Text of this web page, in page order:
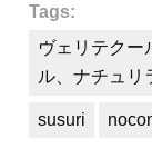
Tags:
ヴェリテクー
ル、ナチュリ
susuri